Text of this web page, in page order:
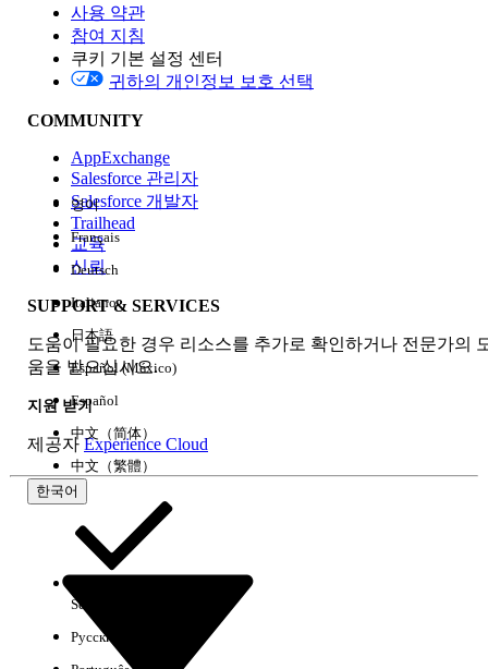
Edition
경험
사용 약관
참여 지침
쿠키 기본 설정 센터
귀하의 개인정보 보호 선택
COMMUNITY
AppExchange
Salesforce 관리자
Salesforce 개발자
Trailhead
교육
신뢰
SUPPORT & SERVICES
도움이 필요한 경우 리소스를 추가로 확인하거나 전문가의
움을 받으십시오.
지원 받기
제공자 Experience Cloud
한국어
영어
Français
Deutsch
Italiano
日本語
Español (México)
Español
中文（简体）
中文（繁體）
Select Org
Русский